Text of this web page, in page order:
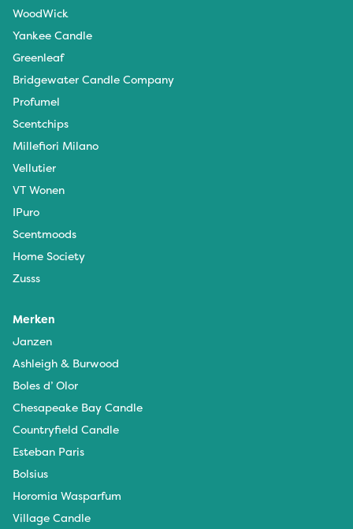
WoodWick
Yankee Candle
Greenleaf
Bridgewater Candle Company
Profumel
Scentchips
Millefiori Milano
Vellutier
VT Wonen
IPuro
Scentmoods
Home Society
Zusss
Merken
Janzen
Ashleigh & Burwood
Boles d’ Olor
Chesapeake Bay Candle
Countryfield Candle
Esteban Paris
Bolsius
Horomia Wasparfum
Village Candle